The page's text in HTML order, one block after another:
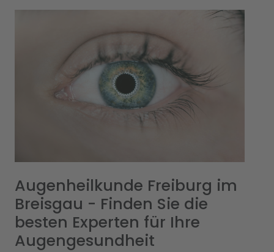
Augenheilkunde Freiburg im
Breisgau - Finden Sie die
besten Experten für Ihre
Augengesundheit